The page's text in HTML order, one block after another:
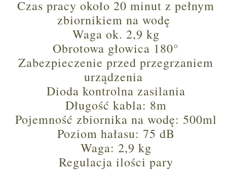
Czas pracy około 20 minut z pełnym
zbiornikiem na wodę
Waga ok. 2,9 kg
Obrotowa głowica 180°
Zabezpieczenie przed przegrzaniem
urządzenia
Dioda kontrolna zasilania
Długość kabla: 8m
Pojemność zbiornika na wodę: 500ml
Poziom hałasu: 75 dB
Waga: 2,9 kg
Regulacja ilości pary